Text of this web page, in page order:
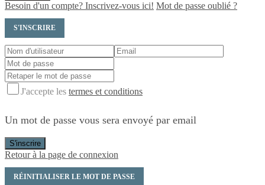
Besoin d'un compte? Inscrivez-vous ici! Mot de passe oublié ?
S'INSCRIRE
J'accepte les termes et conditions
Un mot de passe vous sera envoyé par email
S'inscrire
Retour à la page de connexion
RÉINITIALISER LE MOT DE PASSE